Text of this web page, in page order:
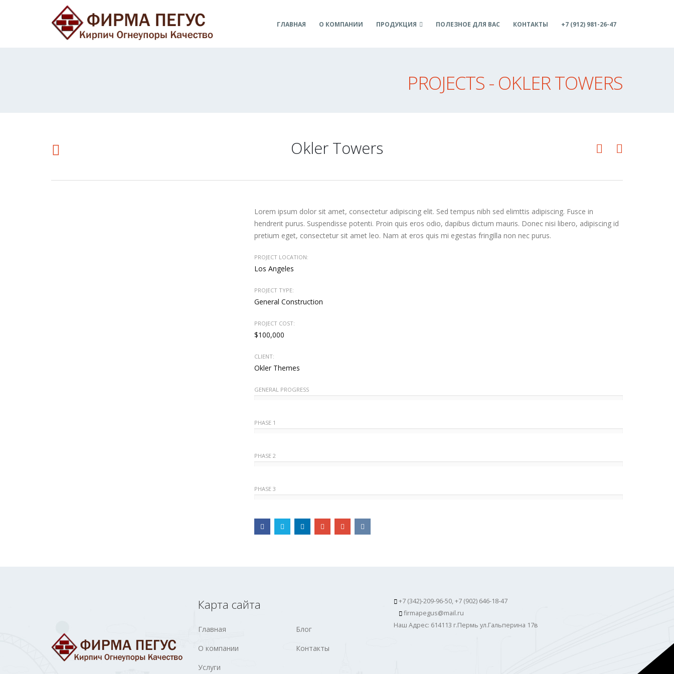
ГЛАВНАЯ О КОМПАНИИ ПРОДУКЦИЯ ПОЛЕЗНОЕ ДЛЯ ВАС КОНТАКТЫ +7 (912) 981-26-47
PROJECTS - OKLER TOWERS
Okler Towers
Lorem ipsum dolor sit amet, consectetur adipiscing elit. Sed tempus nibh sed elimttis adipiscing. Fusce in
hendrerit purus. Suspendisse potenti. Proin quis eros odio, dapibus dictum mauris. Donec nisi libero, adipiscing id
pretium eget, consectetur sit amet leo. Nam at eros quis mi egestas fringilla non nec purus.
PROJECT LOCATION:
Los Angeles
PROJECT TYPE:
General Construction
PROJECT COST:
$100,000
CLIENT:
Okler Themes
GENERAL PROGRESS
PHASE 1
PHASE 2
PHASE 3
Карта сайта
Главная
О компании
Услуги
Блог
Контакты
+7 (342)-209-96-50, +7 (902) 646-18-47
firmapegus@mail.ru
Наш Адрес: 614113 г.Пермь ул.Гальперина 17в